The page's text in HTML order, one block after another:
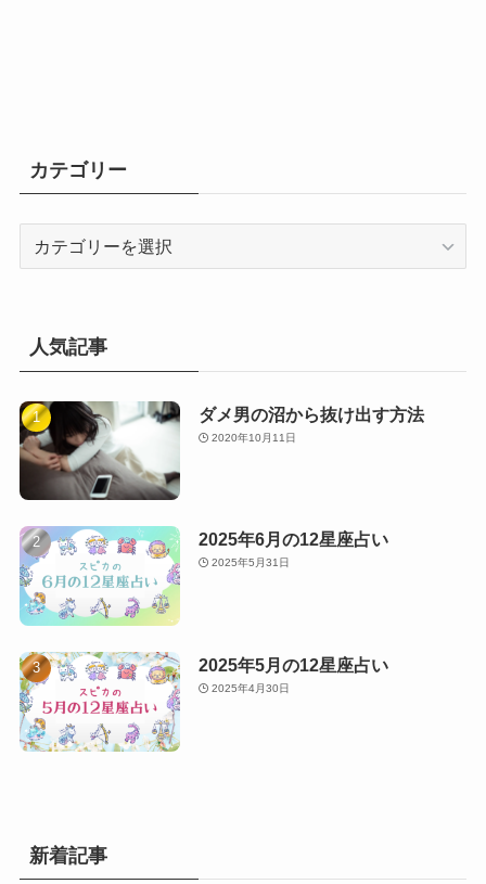
カテゴリー
人気記事
ダメ男の沼から抜け出す方法
2020年10月11日
2025年6月の12星座占い
2025年5月31日
2025年5月の12星座占い
2025年4月30日
新着記事